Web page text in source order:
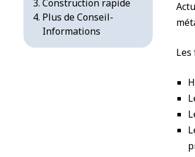
Construction rapide
Plus de Conseil-
Informations